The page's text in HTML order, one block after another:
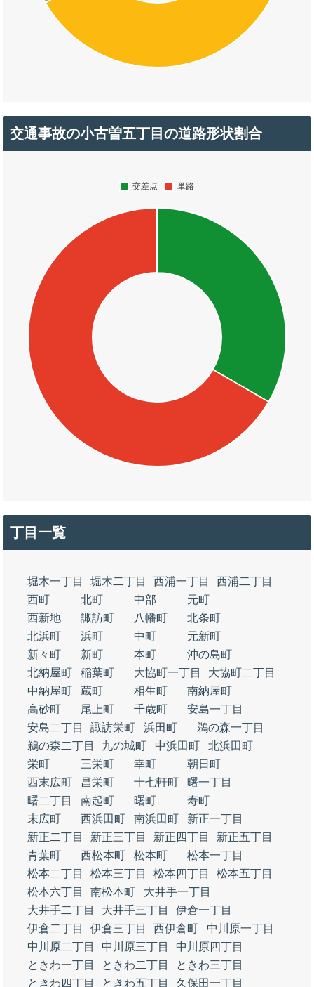
交通事故の小古曽五丁目の道路形状割合
丁目一覧
堀木一丁目 堀木二丁目 西浦一丁目
西浦二丁目
西町
北町 中部
元町
西新地
諏訪町 八幡町
北条町
北浜町
浜町 中町
元新町
新々町
新町 本町
沖の島町
北納屋町
稲葉町 大協町一丁目
大協町二丁目
中納屋町
蔵町 相生町
南納屋町
高砂町
尾上町 千歳町
安島一丁目
安島二丁目
諏訪栄町 浜田町
鵜の森一丁目
鵜の森二丁目
九の城町 中浜田町
北浜田町
栄町
三栄町 幸町
朝日町
西末広町
昌栄町 十七軒町
曙一丁目
曙二丁目
南起町 曙町
寿町
末広町
西浜田町 南浜田町
新正一丁目
新正二丁目
新正三丁目 新正四丁目
新正五丁目
青葉町
西松本町 松本町
松本一丁目
松本二丁目
松本三丁目 松本四丁目
松本五丁目
松本六丁目
南松本町
大井手一丁目
大井手二丁目
大井手三丁目
伊倉一丁目
伊倉二丁目
伊倉三丁目 西伊倉町
中川原一丁目
中川原二丁目
中川原三丁目
中川原四丁目
ときわ一丁目
ときわ二丁目
ときわ三丁目
ときわ四丁目
ときわ五丁目 久保田一丁目